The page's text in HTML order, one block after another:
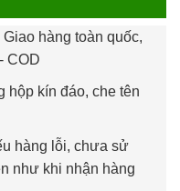
Giao hàng toàn quốc,
COD
hộp kín đáo, che tên
hàng lỗi, chưa sử
như khi nhận hàng